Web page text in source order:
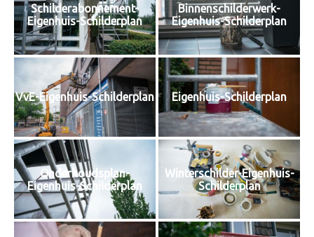
Schilderabonnement-
Eigenhuis-Schilderplan
Binnenschilderwerk-
Eigenhuis-Schilderplan
VvE-Eigenhuis-Schilderplan Eigenhuis-Schilderplan
Onderhoudsplan-
Eigenhuis-Schilderplan
Winterschilder-Eigenhuis-
Schilderplan